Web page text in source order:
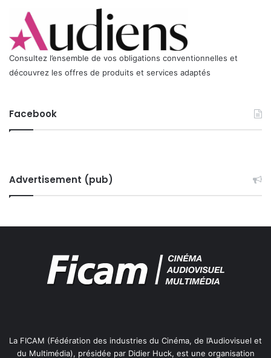
Consultez l’ensemble de vos obligations conventionnelles et
découvrez les offres de produits et services adaptés
Facebook
Advertisement (pub)
La FICAM (Fédération des industries du Cinéma, de l’Audiovisuel et
du Multimédia), présidée par Didier Huck, est une organisation